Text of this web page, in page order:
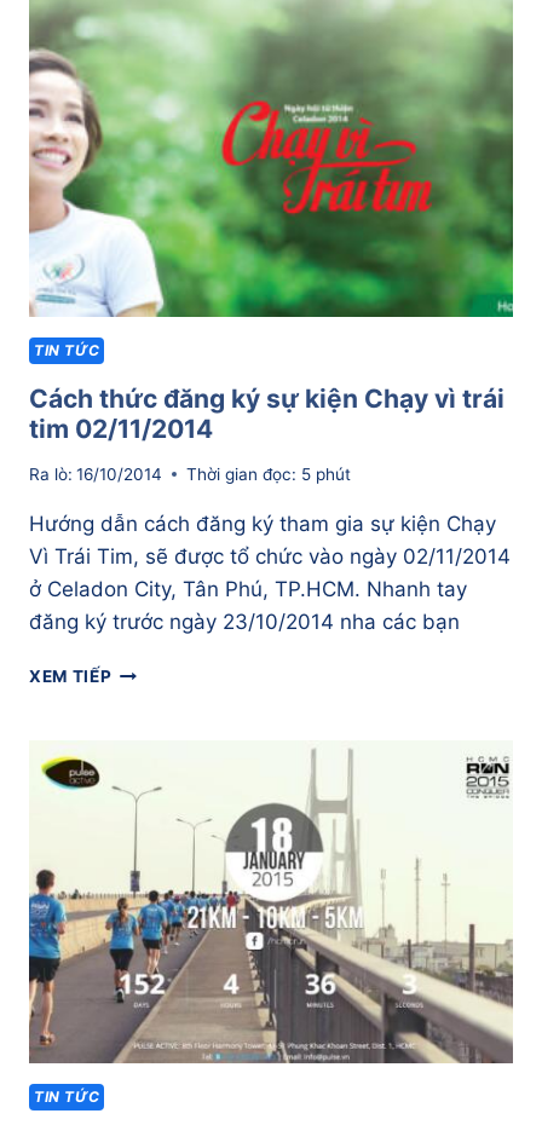
KIỆN
BỘ
ĐƯỢC
TỔ
CHỨC
NĂM
2015
VIỆT
TIN TỨC
Cách thức đăng ký sự kiện Chạy vì trái
tim 02/11/2014
Ra lò: 16/10/2014 Thời gian đọc: 5 phút
Hướng dẫn cách đăng ký tham gia sự kiện Chạy
Vì Trái Tim, sẽ được tổ chức vào ngày 02/11/2014
ở Celadon City, Tân Phú, TP.HCM. Nhanh tay
đăng ký trước ngày 23/10/2014 nha các bạn
XEM TIẾPCÁCH
KIỆN
TRÁI
TIM
02/11/2014
TIN TỨC